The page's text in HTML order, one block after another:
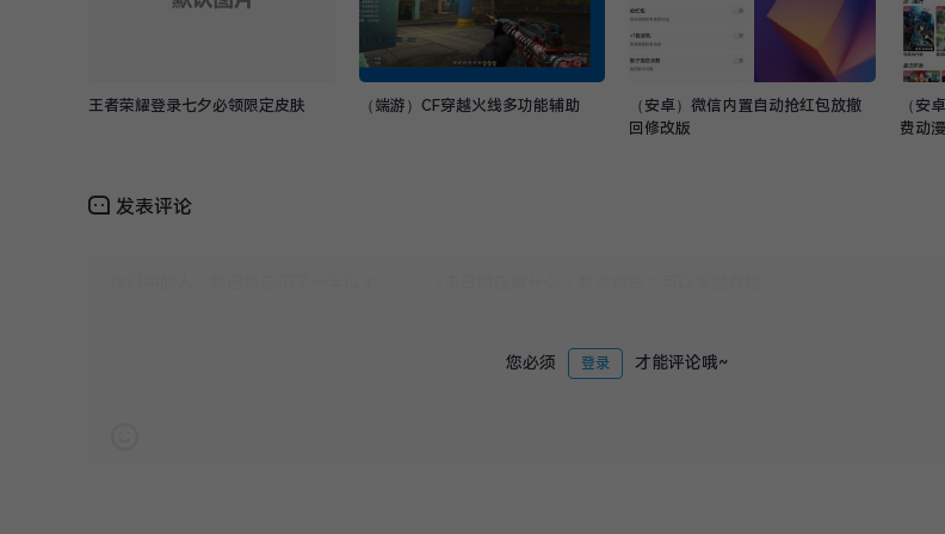
王者荣耀登录七夕必领限定皮肤 （端游）CF穿越火线多功能辅助
（安卓）微信内置自动抢红包放撤
回修改版
（安
费动
发表评论
您必须 登录 才能评论哦~